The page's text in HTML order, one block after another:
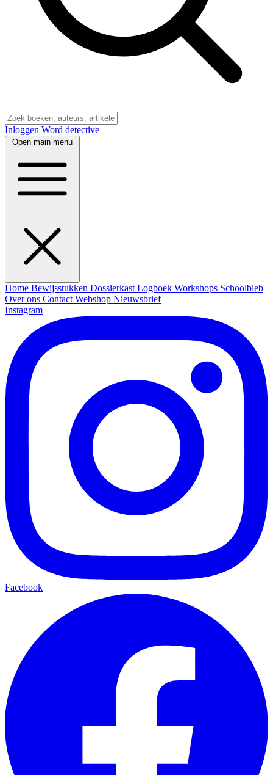
Inloggen Word detective
Open main menu
Home Bewijsstukken Dossierkast Logboek Workshops Schoolbieb
Over ons Contact Webshop Nieuwsbrief
Instagram
Facebook